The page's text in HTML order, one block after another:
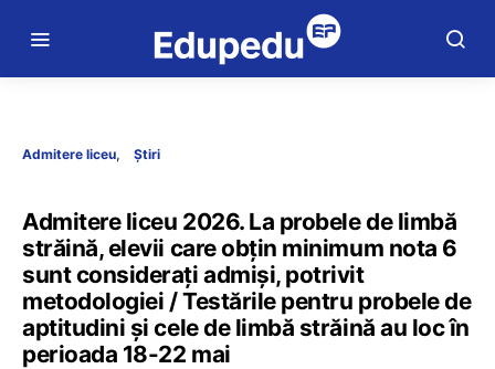
Admitere liceu Știri
Admitere liceu 2026. La probele de limbă
străină, elevii care obțin minimum nota 6
sunt considerați admiși, potrivit
metodologiei / Testările pentru probele de
aptitudini și cele de limbă străină au loc în
perioada 18-22 mai